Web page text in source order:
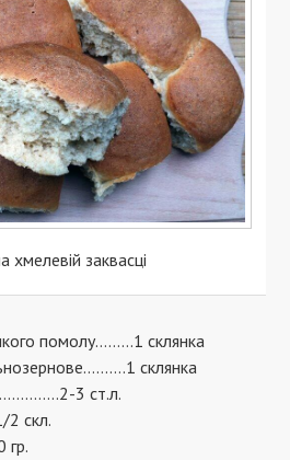
хмелевій заквасці
помолу………1 склянка
склянка
3 ст.л.
скл.